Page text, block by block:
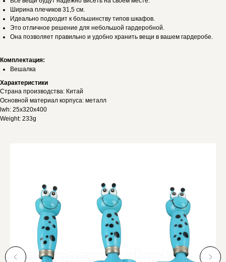
Ширина плечиков 31,5 см.
Идеально подходит к большинству типов шкафов.
Это отличное решение для небольшой гардеробной.
Она позволяет правильно и удобно хранить вещи в вашем гардеробе.
Комплектация:
Вешалка
Характеристики
Страна производства: Китай
Основной материал корпуса: металл
lwh: 25x320x400
Weight: 233g